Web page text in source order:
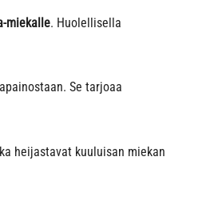
miekalle. Huolellisella
Se tarjoaa
heijastavat kuuluisan miekan